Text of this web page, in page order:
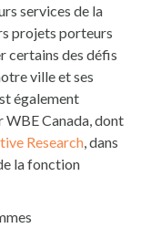
services de la
projets porteurs
certains des défis
ville et ses
également
WBE Canada, dont
Research , dans
la fonction